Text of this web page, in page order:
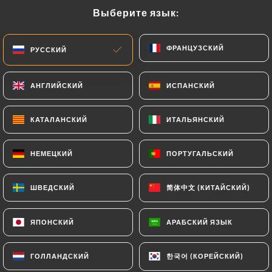
Выберите язык:
РУССКИЙ ФРАНЦУЗСКИЙ
АНГЛИЙСКИЙ ИСПАНСКИЙ
КАТАЛАНСКИЙ ИТАЛЬЯНСКИЙ
НЕМЕЦКИЙ ПОРТУГАЛЬСКИЙ
ШВЕДСКИЙ 简体中文 (КИТАЙСКИЙ)
ЯПОНСКИЙ АРАБСКИЙ ЯЗЫК
ГОЛЛАНДСКИЙ 한국어 (КОРЕЙСКИЙ)
/ СВЯЗАТЬСЯ С НАМИ
Связаться С Нами
Tell un ange
Выберите язык:
РУССКИЙ ФРАНЦУЗСКИЙ
АНГЛИЙСКИЙ ИСПАНСКИЙ
КАТАЛАНСКИЙ ИТАЛЬЯНСКИЙ
НЕМЕЦКИЙ ПОРТУГАЛЬСКИЙ
ШВЕДСКИЙ 简体中文 (КИТАЙСКИЙ)
ЯПОНСКИЙ АРАБСКИЙ ЯЗЫК
ГОЛЛАНДСКИЙ 한국어 (КОРЕЙСКИЙ)